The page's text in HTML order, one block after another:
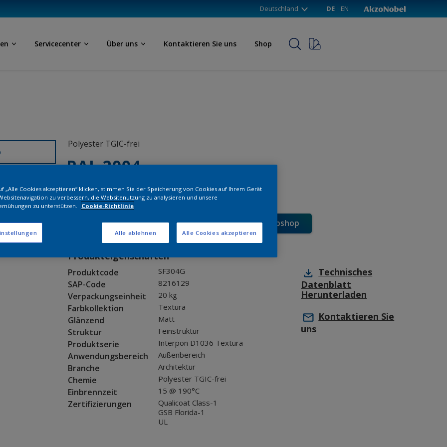
Deutschland DE EN
Servicecenter Über uns Kontaktieren Sie uns Shop
Polyester TGIC-frei
RAL 2004
SF304G
Muster bestellen Bestellen Sie direkt im Webshop
Produkteigenschaften
Produktcode SF304G
SAP-Code 8216129
Verpackungseinheit 20 kg
Farbkollektion Textura
Glänzend Matt
Struktur Feinstruktur
Produktserie Interpon D1036 Textura
Anwendungsbereich Außenbereich
Branche Architektur
Chemie Polyester TGIC-frei
Einbrennzeit 15 @ 190°C
Zertifizierungen
Qualicoat Class-1
GSB Florida-1
UL
Technisches
Datenblatt
Herunterladen
Kontaktieren Sie
uns
„Alle Cookies akzeptieren“ klicken, stimmen Sie der Speicherung von Cookies auf Ihrem Gerät
zu verbessern, die Websitenutzung zu analysieren und unsere
zu unterstützen.
Cookie-Richtlinie
Alle ablehnen Alle Cookies akzeptieren